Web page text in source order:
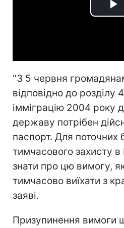
"З 5 червня
відповідно до розділу
імміграцію 2004 року
державу потрібен
паспорт. Для поточних
тимчасового захисту в
знати про цю вимогу,
тимчасово виїхати з
заяві.
Призупинення вимоги